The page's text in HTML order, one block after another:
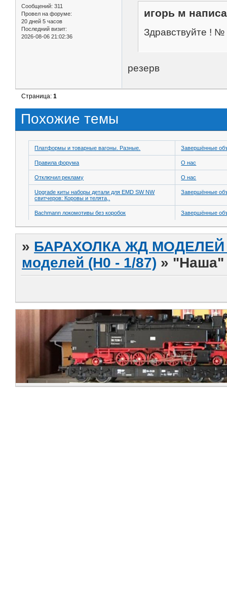
Сообщений: 311
Провел на форуме:
20 дней 5 часов
Последний визит:
2026-08-06 21:02:36
игорь м
Здравствуйте !
резерв
Страница:1
Похожие темы
Платформы и товарные вагоны. Разные. Завершённые
Правила форума О нас
Отключил рекламу О нас
Upgrade киты наборы детали для EMD SW NW
свитчеров: Коровы и телята,.
Завершённые
Bachmann локомотивы без коробок Завершённые
» БАРАХОЛКА ЖД МОДЕЛЕЙ
моделей (H0 - 1/87) » "Наша"